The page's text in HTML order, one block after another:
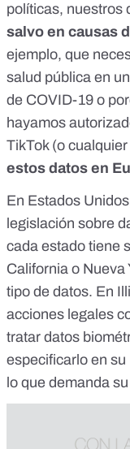
políticas, nuestros
salvo en causas
ejemplo, que
salud pública en
de COVID-19 o
hayamos
TikTok (o
estos datos en
En Estados
legislación sobre
cada estado tiene
California o Nueva
tipo de datos. En
acciones legales
tratar datos
especificarlo en
lo que demanda